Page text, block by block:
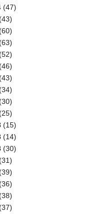
(47)
(15)
(14)
(30)